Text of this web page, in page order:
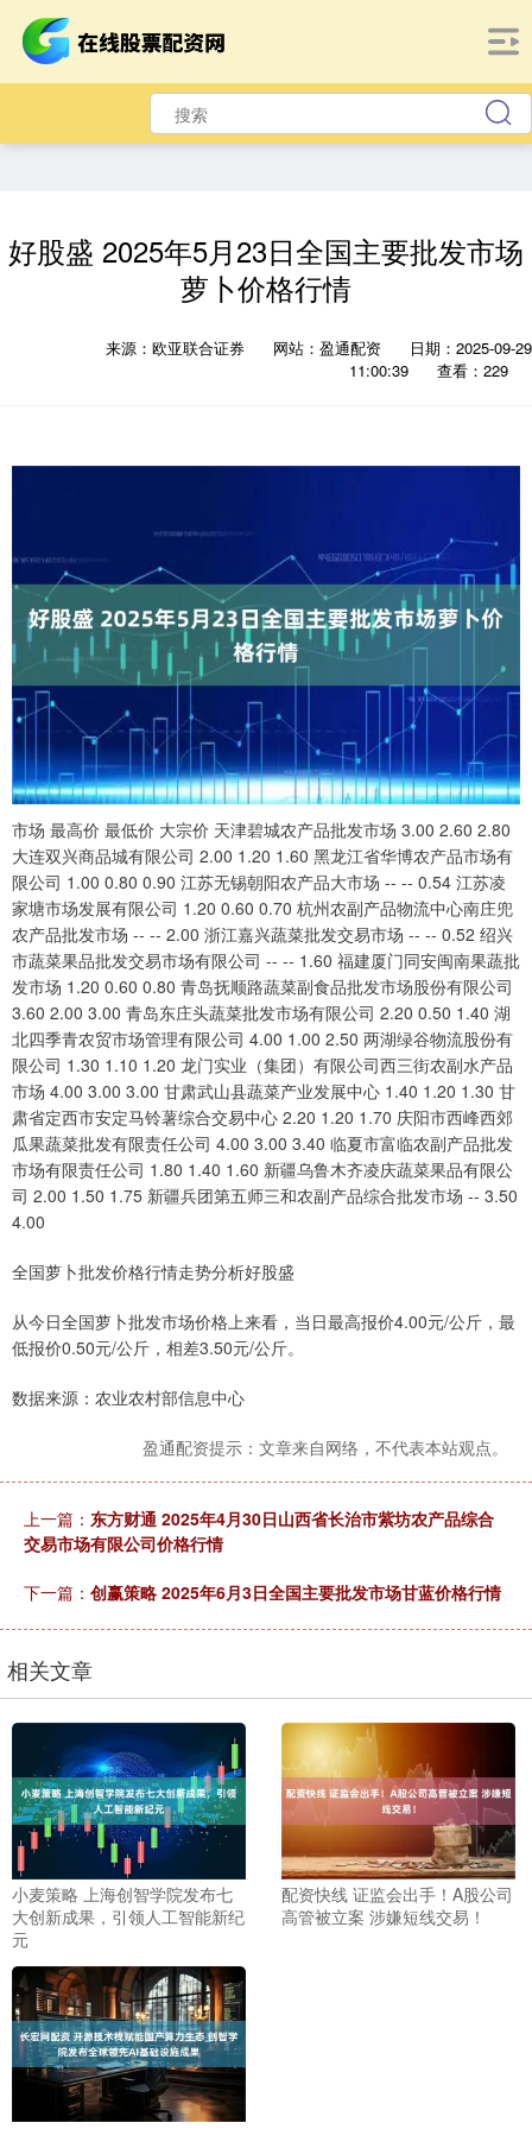
好股盛 2025年5月23日全国主要批发市场
萝卜价格行情
来源：欧亚联合证券 网站：盈通配资
日期：2025-09-29
11:00:39
查看：229
市场 最高价 最低价 大宗价 天津碧城农产品批发市场 3.00 2.60 2.80
大连双兴商品城有限公司 2.00 1.20 1.60 黑龙江省华博农产品市场有
限公司 1.00 0.80 0.90 江苏无锡朝阳农产品大市场 -- -- 0.54 江苏凌
家塘市场发展有限公司 1.20 0.60 0.70 杭州农副产品物流中心南庄兜
农产品批发市场 -- -- 2.00 浙江嘉兴蔬菜批发交易市场 -- -- 0.52 绍兴
市蔬菜果品批发交易市场有限公司 -- -- 1.60 福建厦门同安闽南果蔬批
发市场 1.20 0.60 0.80 青岛抚顺路蔬菜副食品批发市场股份有限公司
3.60 2.00 3.00 青岛东庄头蔬菜批发市场有限公司 2.20 0.50 1.40 湖
北四季青农贸市场管理有限公司 4.00 1.00 2.50 两湖绿谷物流股份有
限公司 1.30 1.10 1.20 龙门实业（集团）有限公司西三街农副水产品
市场 4.00 3.00 3.00 甘肃武山县蔬菜产业发展中心 1.40 1.20 1.30 甘
肃省定西市安定马铃薯综合交易中心 2.20 1.20 1.70 庆阳市西峰西郊
瓜果蔬菜批发有限责任公司 4.00 3.00 3.40 临夏市富临农副产品批发
市场有限责任公司 1.80 1.40 1.60 新疆乌鲁木齐凌庆蔬菜果品有限公
司 2.00 1.50 1.75 新疆兵团第五师三和农副产品综合批发市场 -- 3.50
4.00
全国萝卜批发价格行情走势分析好股盛
从今日全国萝卜批发市场价格上来看，当日最高报价4.00元/公斤，最
低报价0.50元/公斤，相差3.50元/公斤。
数据来源：农业农村部信息中心
盈通配资提示：文章来自网络，不代表本站观点。
上一篇： 东方财通 2025年4月30日山西省长治市紫坊农产品综合
交易市场有限公司价格行情
下一篇： 创赢策略 2025年6月3日全国主要批发市场甘蓝价格行情
相关文章
小麦策略 上海创智学院发布七
大创新成果，引领人工智能新纪
元
配资快线 证监会出手！A股公司
高管被立案 涉嫌短线交易！